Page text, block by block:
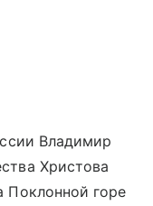
Владимир
Христова
Поклонной горе